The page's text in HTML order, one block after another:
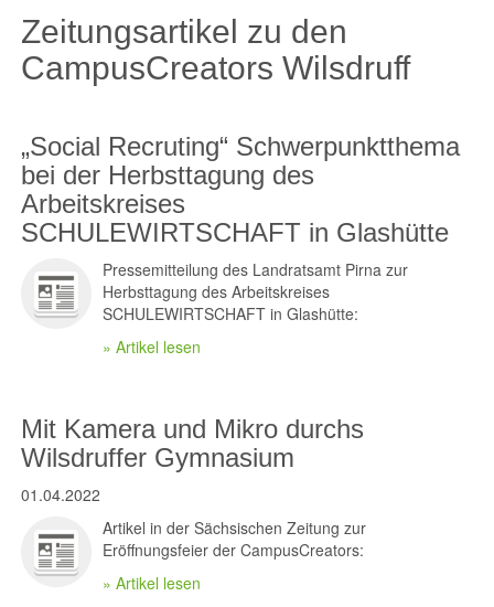
Zeitungsartikel zu den
CampusCreators Wilsdruff
„Social Recruting“ Schwerpunktthema
bei der Herbsttagung des
Arbeitskreises
SCHULEWIRTSCHAFT in Glashütte
Pressemitteilung des Landratsamt Pirna zur
Herbsttagung des Arbeitskreises
SCHULEWIRTSCHAFT in Glashütte:
» Artikel lesen
Mit Kamera und Mikro durchs
Wilsdruffer Gymnasium
01.04.2022
Artikel in der Sächsischen Zeitung zur
Eröffnungsfeier der CampusCreators:
» Artikel lesen